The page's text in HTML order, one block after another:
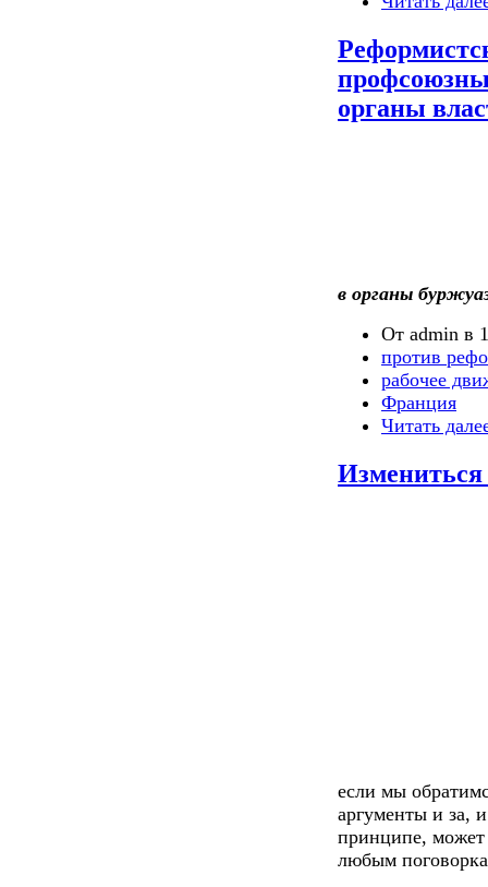
органы
в органы
От admin в
против
рабочее
Франция
Читать
Измениться
если мы
аргументы и за,
принципе, может
любым